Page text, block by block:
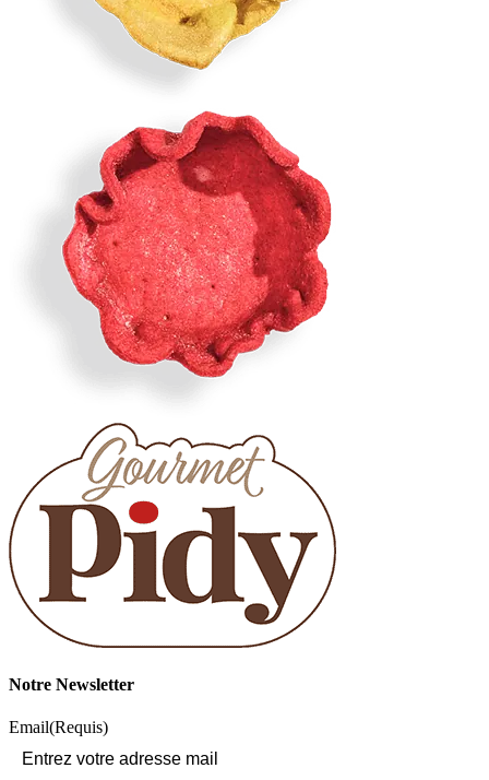
Notre Newsletter
Email(Requis)